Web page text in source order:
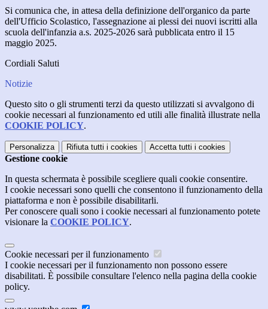
Si comunica che, in attesa della definizione dell'organico da parte
dell'Ufficio Scolastico, l'assegnazione ai plessi dei nuovi iscritti alla
scuola dell'infanzia a.s. 2025-2026 sarà pubblicata entro il 15
maggio 2025.
Cordiali Saluti
Notizie
Questo sito o gli strumenti terzi da questo utilizzati si avvalgono di
cookie necessari al funzionamento ed utili alle finalità illustrate nella
COOKIE POLICY.
Personalizza Rifiuta tutti i cookies Accetta tutti i cookies
Gestione cookie
In questa schermata è possibile scegliere quali cookie consentire.
I cookie necessari sono quelli che consentono il funzionamento della
piattaforma e non è possibile disabilitarli.
Per conoscere quali sono i cookie necessari al funzionamento potete
visionare la COOKIE POLICY.
Cookie necessari per il funzionamento
I cookie necessari per il funzionamento non possono essere
disabilitati. È possibile consultare l'elenco nella pagina della cookie
policy.